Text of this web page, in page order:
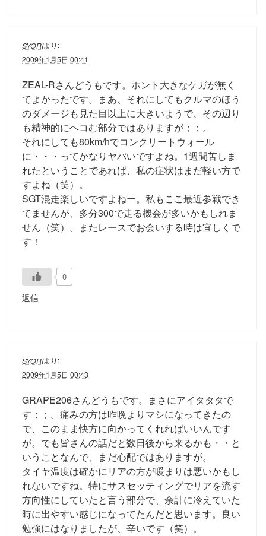
SYORIより:
2009年1月5日 00:41
ZEAL-Rさんどうもです。ホント大きなケガが無く
てよかったです。まあ、それにしてもクルマのほう
のダメージも見た目以上に大きいようで、その辺り
も精神的にヘコむ部分ではありますが；；。
それにしても80km/hでコンクリートウォール
に・・・ってかなりヤバいですよね。1週間苦しま
れたということであれば、私の症状はまだ軽い方で
すよね（笑）。
SGT混走楽しいですよねー。私もここ最近参戦でき
てませんが、多分300で走る機会が多いかもしれま
せん（笑）。またレースでお会いする時は宜しくで
す！
0
返信
SYORIより:
2009年1月5日 00:43
GRAPE206さんどうもです。まさにアイタタタで
す；；。痛みの方は昨晩よりマシになってきたの
で、このまま快方に向かってくれればいいんです
が。でも皆さんの話だと数日後から来るかも・・と
いうことなんで、まだ心配ではありますが。
タイヤ温度は確かにリアの方が暖まりは悪いかもし
れないですね。特にサスセッティングでリアを流す
方向性にしていたと言う部分で、余計に冷えていた
時に出やすい感じになってたんだと思います。良い
勉強にはなりましたが、辛いです（笑）。